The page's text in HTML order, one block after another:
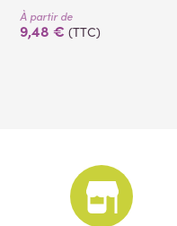
À partir de
9,48 € (TTC)